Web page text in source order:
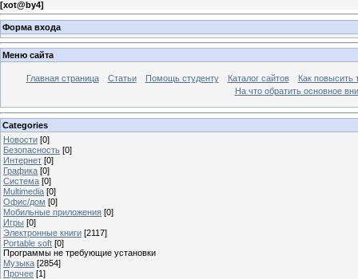
[xot@by4]
Форма входа
Меню сайта
Главная страница Статьи Помощь студенту Каталог сайтов
Как повысить
На что обратить основное
Categories
Новости [0]
Безопасность [0]
Интернет [0]
Графика [0]
Система [0]
Multimedia [0]
Офис/дом [0]
Мобильные приложения [0]
Игры [0]
Электронные книги [2117]
Portable soft [0]
Программы не требующие установки
Музыка [2854]
Прочее [1]